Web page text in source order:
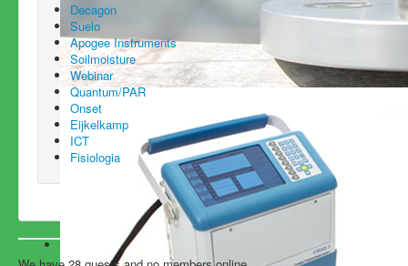
Decagon
Suelo
Apogee Instruments
Soilmoisture
Webinar
Quantum/PAR
Onset
Eijkelkamp
ICT
Fisiologia